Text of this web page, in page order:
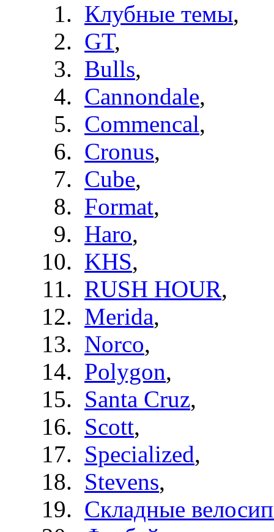
Клубные темы,
GT,
Bulls,
Cannondale,
Commencal,
Cronus,
Cube,
Format,
Haro,
KHS,
RUSH HOUR,
Merida,
Norco,
Polygon,
Santa Cruz,
Scott,
Specialized,
Stevens,
Складные